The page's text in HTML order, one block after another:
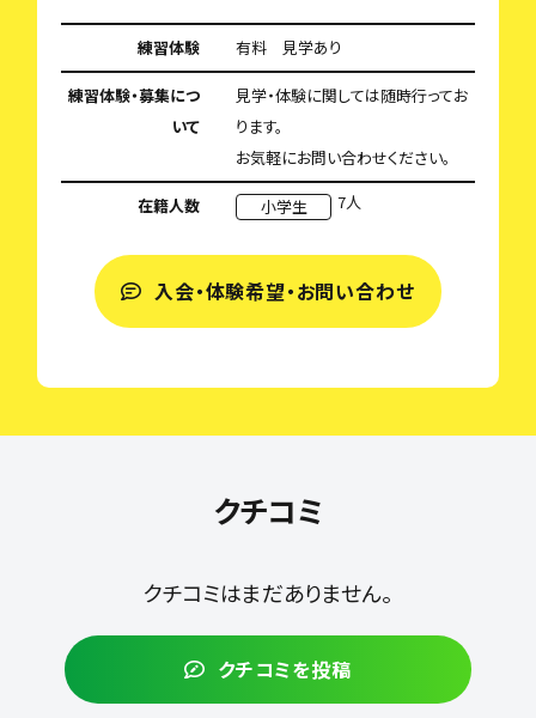
練習体験 有料 見学あり
練習体験・募集につ
いて
見学・体験に関しては随時行ってお
ります。
お気軽にお問い合わせください。
在籍人数 小学生 7人
入会・体験希望・お問い合わせ
クチコミ
クチコミはまだありません。
クチコミを投稿